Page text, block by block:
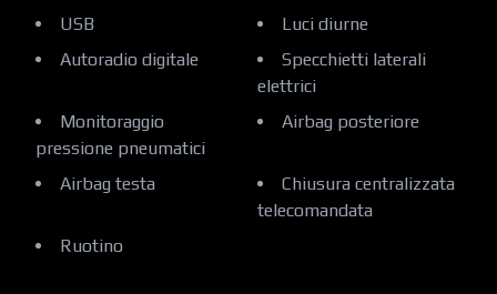
USB
Luci diurne
Autoradio digitale
Specchietti laterali
elettrici
Monitoraggio
pressione pneumatici
Airbag posteriore
Airbag testa
Chiusura centralizzata
telecomandata
Ruotino